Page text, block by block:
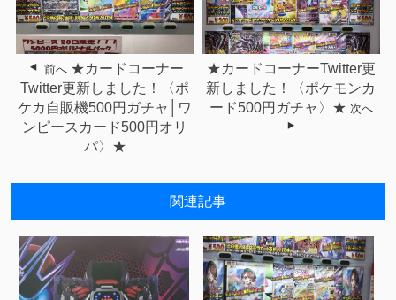
前へ ★カードコーナー
Twitter更新しました！〈ポ
ケカ自販機500円ガチャ│ワ
ンピースカード500円オリ
パ〉★
★カードコーナーTwitter更
新しました！〈ポケモンカ
ード500円ガチャ〉★ 次へ
関連記事